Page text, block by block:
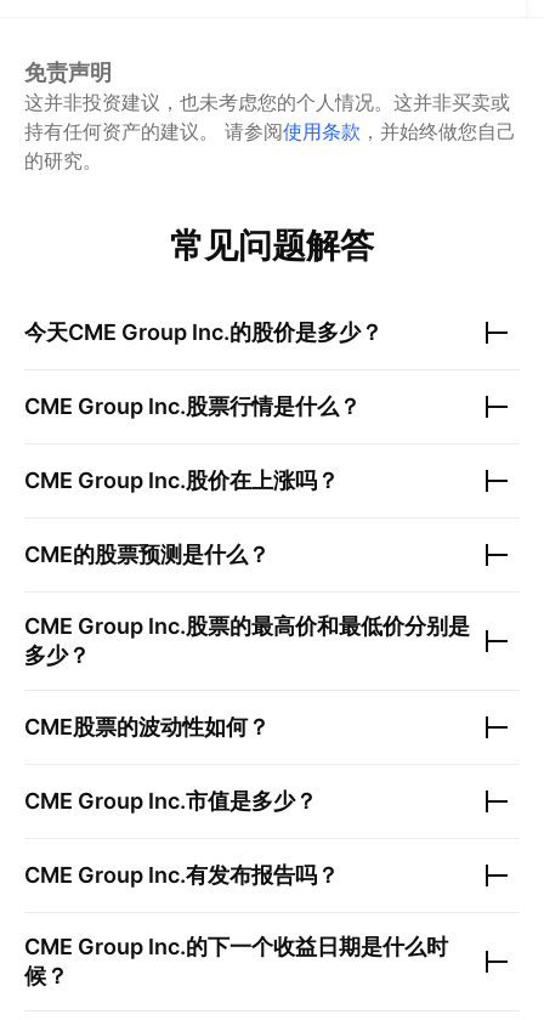
免责声明
这并非投资建议，也未考虑您的个人情况。这并非买卖或
持有任何资产的建议。
请参阅使用条款 ，并始终做您自己
的研究。
常见问题解答
今天CME Group Inc.的股价是多少？
CME Group Inc.股票行情是什么？
CME Group Inc.股价在上涨吗？
CME的股票预测是什么？
CME Group Inc.股票的最高价和最低价分别是
多少？
CME股票的波动性如何？
CME Group Inc.市值是多少？
CME Group Inc.有发布报告吗？
CME Group Inc.的下一个收益日期是什么时
候？